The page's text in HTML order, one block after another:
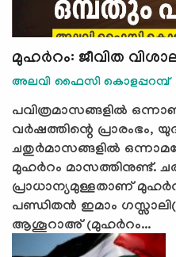
മുഹര്‍റം: ജീവിത
അലവി ഫൈസി കൊളപ്പറമ്പ്
പവിത്രമാസങ്ങളില്‍
വര്‍ഷത്തിന്റെ പ്രാരംഭം,
ചതുര്‍മാസങ്ങളില്‍
മുഹര്‍റം മാസത്തിനുണ്ട്.
പ്രാധാന്യമുള്ളതാണ്
പണ്ഡിതന്‍ ഇമാം
ആശൂറാഅ് (മുഹര്‍റം...